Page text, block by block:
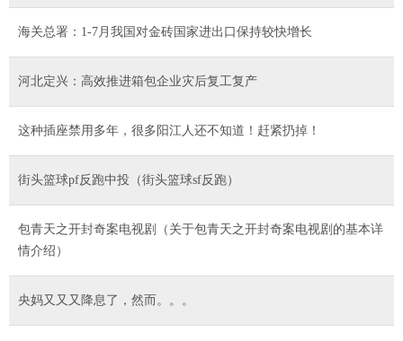
海关总署：1-7月我国对金砖国家进出口保持较快增长
河北定兴：高效推进箱包企业灾后复工复产
这种插座禁用多年，很多阳江人还不知道！赶紧扔掉！
街头篮球pf反跑中投（街头篮球sf反跑）
包青天之开封奇案电视剧（关于包青天之开封奇案电视剧的基本详
情介绍）
​央妈又又又降息了，然而。。。